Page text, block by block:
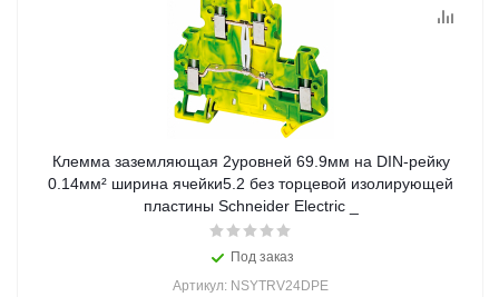
Клемма заземляющая 2уровней 69.9мм на DIN-рейку
0.14мм² ширина ячейки5.2 без торцевой изолирующей
пластины Schneider Electric _
Под заказ
Артикул: NSYTRV24DPE